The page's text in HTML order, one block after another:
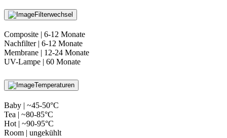
Filterwechsel
Composite | 6-12 Monate
Nachfilter | 6-12 Monate
Membrane | 12-24 Monate
UV-Lampe | 60 Monate
Temperaturen
Baby | ~45-50°C
Tea | ~80-85°C
Hot | ~90-95°C
Room | ungekühlt